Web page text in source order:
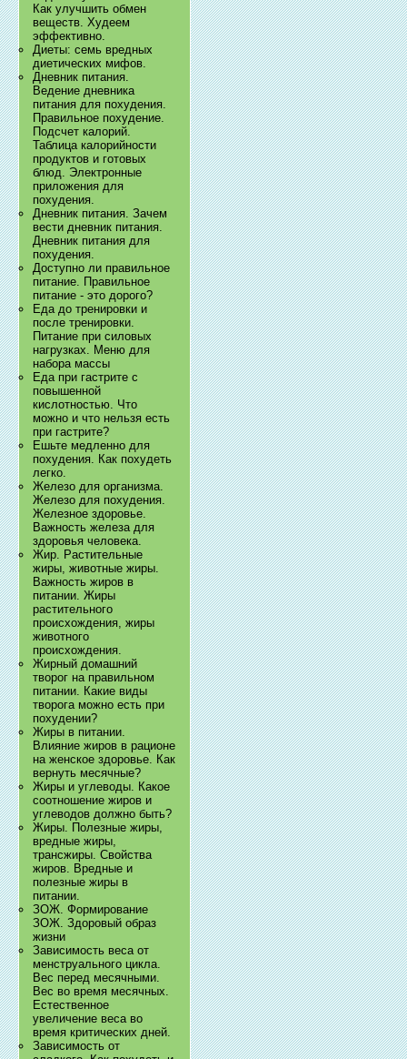
Как улучшить обмен
веществ. Худеем
эффективно.
Диеты: семь вредных
диетических мифов.
Дневник питания.
Ведение дневника
питания для похудения.
Правильное похудение.
Подсчет калорий.
Таблица калорийности
продуктов и готовых
блюд. Электронные
приложения для
похудения.
Дневник питания. Зачем
вести дневник питания.
Дневник питания для
похудения.
Доступно ли правильное
питание. Правильное
питание - это дорого?
Еда до тренировки и
после тренировки.
Питание при силовых
нагрузках. Меню для
набора массы
Еда при гастрите с
повышенной
кислотностью. Что
можно и что нельзя есть
при гастрите?
Ешьте медленно для
похудения. Как похудеть
легко.
Железо для организма.
Железо для похудения.
Железное здоровье.
Важность железа для
здоровья человека.
Жир. Растительные
жиры, животные жиры.
Важность жиров в
питании. Жиры
растительного
происхождения, жиры
животного
происхождения.
Жирный домашний
творог на правильном
питании. Какие виды
творога можно есть при
похудении?
Жиры в питании.
Влияние жиров в рационе
на женское здоровье. Как
вернуть месячные?
Жиры и углеводы. Какое
соотношение жиров и
углеводов должно быть?
Жиры. Полезные жиры,
вредные жиры,
трансжиры. Свойства
жиров. Вредные и
полезные жиры в
питании.
ЗОЖ. Формирование
ЗОЖ. Здоровый образ
жизни
Зависимость веса от
менструального цикла.
Вес перед месячными.
Вес во время месячных.
Естественное
увеличение веса во
время критических дней.
Зависимость от